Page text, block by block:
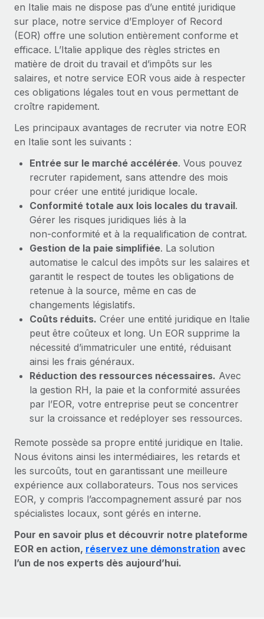
En savoir plus
en Italie mais ne dispose pas d’une entité juridique
sur place, notre service d’Employer of Record
(EOR) offre une solution entièrement conforme et
efficace. L’Italie applique des règles strictes en
matière de droit du travail et d’impôts sur les
salaires, et notre service EOR vous aide à respecter
ces obligations légales tout en vous permettant de
croître rapidement.
Les principaux avantages de recruter via notre EOR
en Italie sont les suivants :
Entrée sur le marché accélérée. Vous pouvez
recruter rapidement, sans attendre des mois
pour créer une entité juridique locale.
Conformité totale aux lois locales du travail.
Gérer les risques juridiques liés à la
non‑conformité et à la requalification de contrat.
Gestion de la paie simplifiée. La solution
automatise le calcul des impôts sur les salaires et
garantit le respect de toutes les obligations de
retenue à la source, même en cas de
changements législatifs.
Coûts réduits. Créer une entité juridique en Italie
peut être coûteux et long. Un EOR supprime la
nécessité d’immatriculer une entité, réduisant
ainsi les frais généraux.
Réduction des ressources nécessaires. Avec
la gestion RH, la paie et la conformité assurées
par l’EOR, votre entreprise peut se concentrer
sur la croissance et redéployer ses ressources.
Remote possède sa propre entité juridique en Italie.
Nous évitons ainsi les intermédiaires, les retards et
les surcoûts, tout en garantissant une meilleure
expérience aux collaborateurs. Tous nos services
EOR, y compris l’accompagnement assuré par nos
spécialistes locaux, sont gérés en interne.
Pour en savoir plus et découvrir notre plateforme
EOR en action, réservez une démonstration avec
l’un de nos experts dès aujourd’hui.